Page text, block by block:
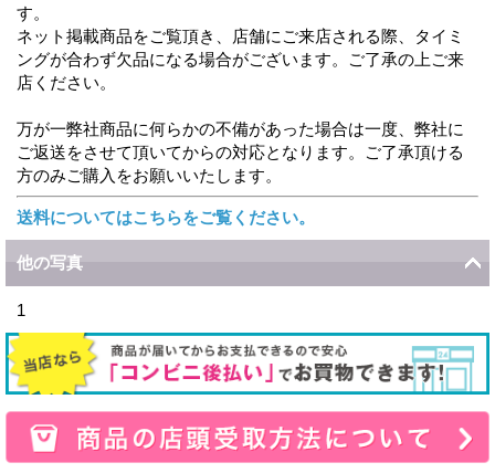
す。
ネット掲載商品をご覧頂き、店舗にご来店される際、タイミ
ングが合わず欠品になる場合がございます。ご了承の上ご来
店ください。
万が一弊社商品に何らかの不備があった場合は一度、弊社に
ご返送をさせて頂いてからの対応となります。ご了承頂ける
方のみご購入をお願いいたします。
送料についてはこちらをご覧ください。
他の写真
1